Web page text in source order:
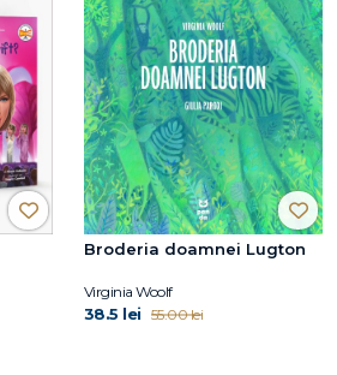
Broderia doamnei Lugton
Virginia Woolf
38.5 lei 55.00 lei